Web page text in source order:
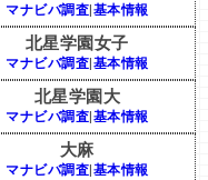
マナビバ調査 基本情報
北星学園女子
マナビバ調査 基本情報
北星学園大
マナビバ調査 基本情報
大麻
マナビバ調査 基本情報